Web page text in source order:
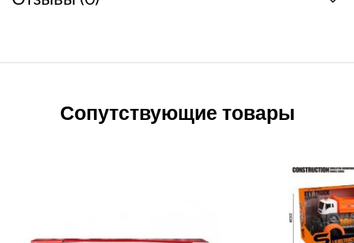
Сопутствующие товары